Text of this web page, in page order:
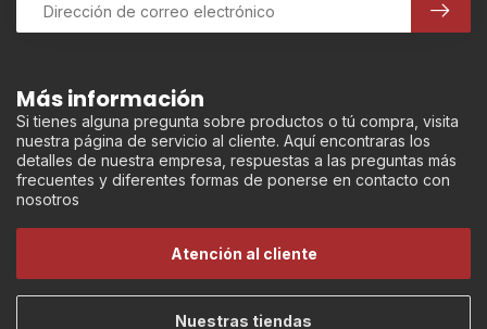
Más información
Si tienes alguna pregunta sobre productos o tú compra, visita
nuestra página de servicio al cliente. Aquí encontraras los
detalles de nuestra empresa, respuestas a las preguntas más
frecuentes y diferentes formas de ponerse en contacto con
nosotros
Atención al cliente
Nuestras tiendas